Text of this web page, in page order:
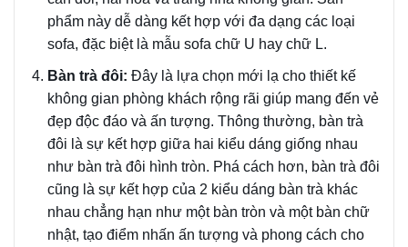
phẩm này dễ dàng kết hợp với đa dạng các loại
sofa, đặc biệt là mẫu sofa chữ U hay chữ L.
Bàn trà đôi: Đây là lựa chọn mới lạ cho thiết kế
không gian phòng khách rộng rãi giúp mang đến vẻ
đẹp độc đáo và ấn tượng. Thông thường, bàn trà
đôi là sự kết hợp giữa hai kiểu dáng giống nhau
như bàn trà đôi hình tròn. Phá cách hơn, bàn trà đôi
cũng là sự kết hợp của 2 kiểu dáng bàn trà khác
nhau chẳng hạn như một bàn tròn và một bàn chữ
nhật, tạo điểm nhấn ấn tượng và phong cách cho